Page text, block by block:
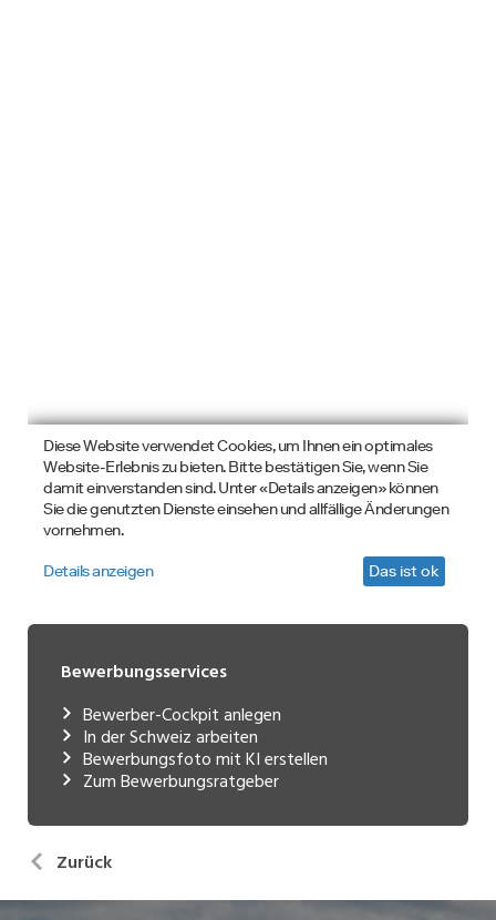
Bewerbungsservices
Bewerber-Cockpit anlegen
In der Schweiz arbeiten
Bewerbungsfoto mit KI erstellen
Zum Bewerbungsratgeber
Zurück